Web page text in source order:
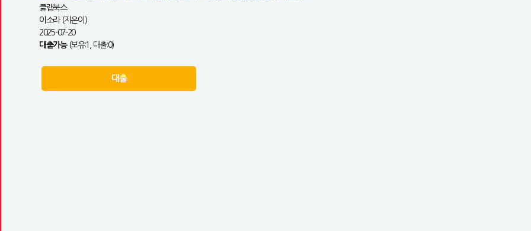
클랩북스
이소라 (지은이)
2025-07-20
대출가능(보유:1, 대출:0)
대출